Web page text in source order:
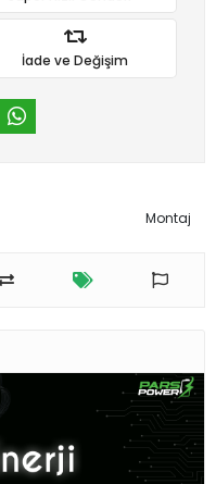
İade ve Değişim
Montaj